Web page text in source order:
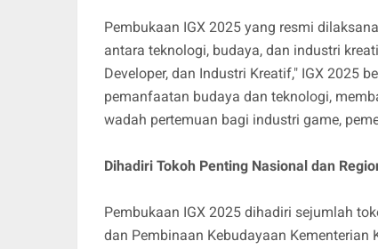
Pembukaan IGX 2025 yang resmi
antara teknologi, budaya, dan industri
Developer, dan Industri Kreatif," IGX 2025
pemanfaatan budaya dan teknologi,
wadah pertemuan bagi industri game,
Dihadiri Tokoh Penting Nasional dan
Pembukaan IGX 2025 dihadiri sejumlah
dan Pembinaan Kebudayaan Kementerian